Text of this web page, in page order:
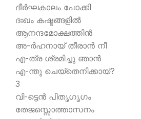
ദീര്‍ഘകാലം പോക്കി
ദഃഖം കഷ്ടങ്ങളില്‍
ആനന്ദമോക്ഷത്തിന്‍
അ-ര്‍ഹനായ് തീരാന്‍ നീ
എ-ത്ര ശ്രമിച്ചു ഞാന്‍
എ-ന്തു ചെയ്തെനിക്കായ്?
3
വി-ട്ടെന്‍ പിതൃഗൃഗം
തേജസ്സൊത്താസനം